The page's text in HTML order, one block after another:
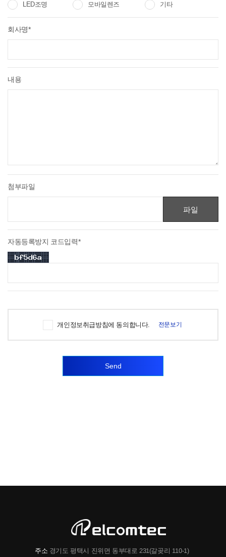
LED조명 모바일렌즈 기타
회사명*
내용
첨부파일
파일
자동등록방지 코드입력*
개인정보취급방침에 동의합니다. 전문보기
Send
주소 경기도 평택시 진위면 동부대로 231(갈곶리 110-1)